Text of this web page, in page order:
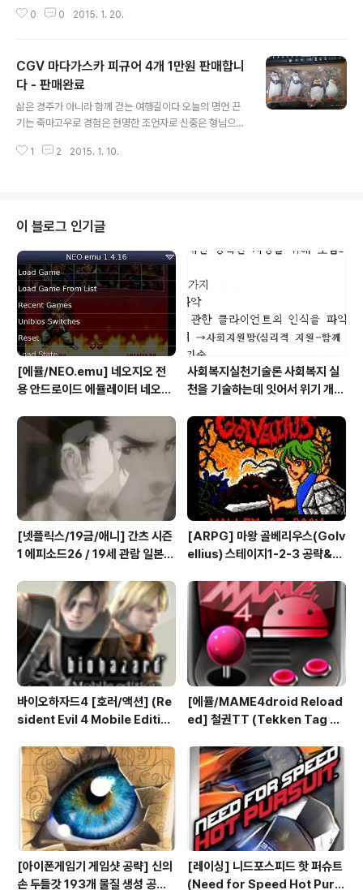
명언 삶은 경주가 아니라함께 걷는 여행길이다 오늘의 명
내를 왔다갔다 우연히 발견한 초국대돈까스집을 발견해서
아침겸 점심을 먹었답니다 홍보 이벤트 참가해서 콜라 무
료 받고요 돈까스랑 셀프 밑반찬은 마음에 드는데 양념이
조금 진하더군요주방장님은 양념에 투자를 하셔야 할 것
를 보러 갑니다 개봉하면 꼭 볼거라고 결심을 했다지요 C
0 0 2015. 1. 20.
CGV 마다가스카 피규어 4개 1만원 판매합니
다 - 판매완료
삶은 경주가 아니라 함께 걷는 여행길이다 오늘의 명언 끈
기는 죽마고우로 경험은 현명한 조언자로 신중은 형님으로
고 생각한 것이 결국에는 가능한 것이 된다 오늘의 명언 C
GV 마다가스카 펭귄 피규어 4개중 2개는 같은 종류입니
다 CGV 마다가스카 펭귄 피규어 4개중 3개는 다른 종류
이고 1개는 같은 종류이니 착오 없으시기 바랍니다 CGV
마다가스카 펭귄 피규어 배송비 포함 단돈 1만원에 판매합
니다 거래 원하시면 비밀댓글로 구매자 연락처 남겨주시면
판매자 은행계좌와 연락처를 문자로 보내..
1 2 2015. 1. 10.
이 블로그 인기글
[에뮬/NEO.emu] 네오지오 전
용 안드로이드 에뮬레이터 네오지
폰 테이크HD Android Emul G
ame)
사회복지실천기술론 사회복지 실
천을 기술하는데 잇어서 위기 개입
개입 과정을 설명하시오
[넷플릭스/19금/애니] 간츠 시즌
1 에피소드26 / 19세 관람 일본
[ARPG] 마왕 골베리우스(Golv
ellius) 스테이지1-2-3 공략&맵
바이오하자드4 [호러/액션] (Re
sident Evil 4 Mobile Editio
[에뮬/MAME4droid Reload
ed] 철권TT (Tekken Tag To
ame)
[아이폰게임기 게임샷 공략] 신의
손 두들갓 193개 물질 생성 공략
[레이싱] 니드포스피드 핫 퍼슈트
(Need for Speed Hot Purs